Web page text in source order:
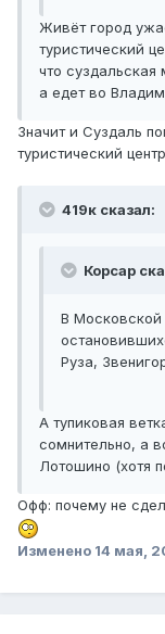
Живёт город
туристический
что
а едет во
Значит и Суздаль
туристический
419к сказал:
Корсар
В Московской
Руза,
А тупиковая
сомнительно, а
Лотошино (хотя
Офф: почему не
Изменено 14 мая,